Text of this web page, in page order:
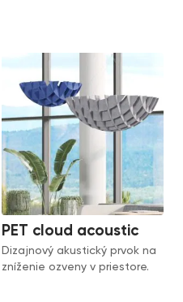
PET cloud acoustic
Dizajnový akustický prvok na
zníženie ozveny v priestore.